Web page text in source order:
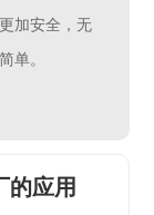
加安全，无
单。
的应用